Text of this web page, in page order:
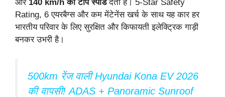
और 140 km/h की टॉप स्पीडदेता है। 5-Star Safety
Rating, 6 एयरबैग्स और कम मेंटेनेंस खर्च के साथ यह कार हर
भारतीय परिवार के लिए सुरक्षित और किफायती इलेक्ट्रिक गाड़ी
बनकर उभरी है।
500km रेंज वाली Hyundai Kona EV 2026
की वापसी! ADAS + Panoramic Sunroof